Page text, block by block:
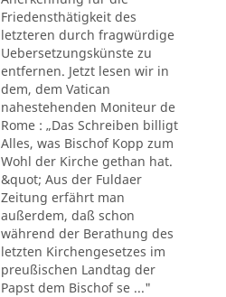
Friedensthätigkeit des
letzteren durch fragwürdige
Uebersetzungskünste zu
entfernen. Jetzt lesen wir in
dem, dem Vatican
nahestehenden Moniteur de
Rome : „Das Schreiben billigt
Alles, was Bischof Kopp zum
Wohl der Kirche gethan hat.
&quot; Aus der Fuldaer
Zeitung erfährt man
außerdem, daß schon
während der Berathung des
letzten Kirchengesetzes im
preußischen Landtag der
Papst dem Bischof se ..."